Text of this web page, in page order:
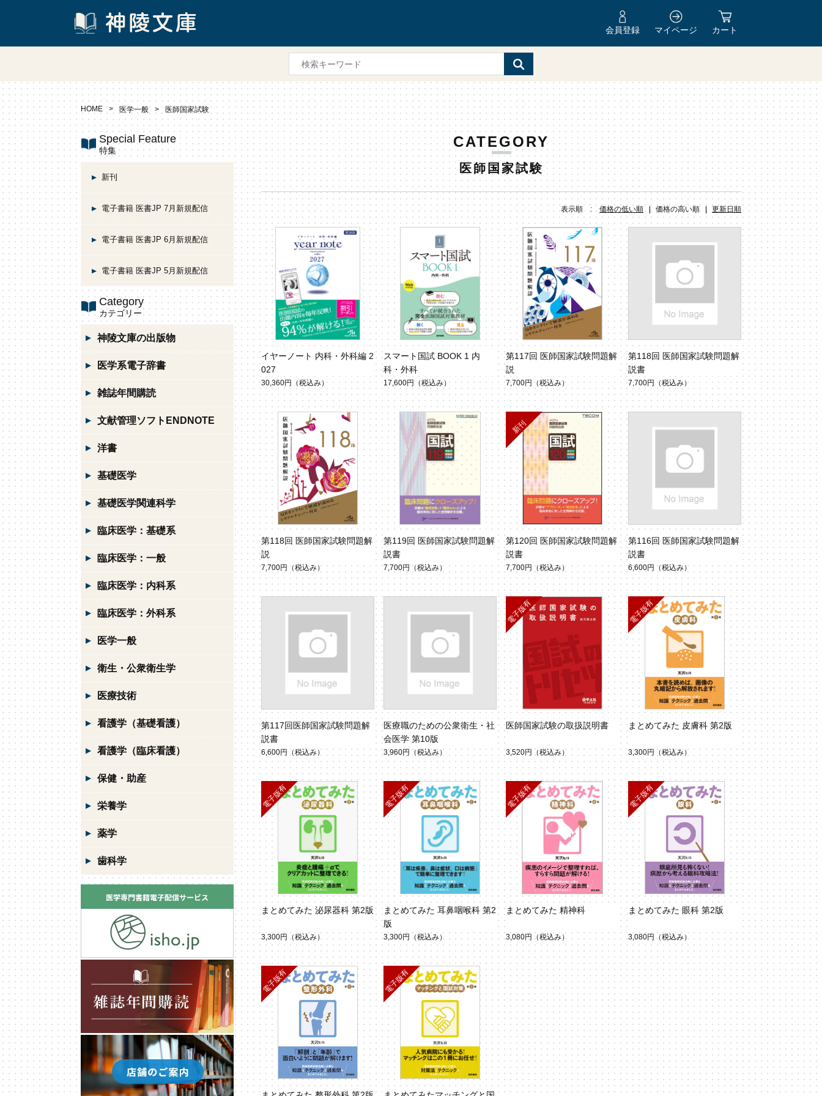
会員登録 マイページ カート
HOME 医学一般 医師国家試験
CATEGORY
医師国家試験
表示順 : 価格の低い順 価格の高い順 更新日順
イヤーノート 内科・外科編 2
027
30,360円 （税込み）
スマート国試 BOOK 1 内
科・外科
17,600円 （税込み）
第117回 医師国家試験問題解
説
7,700円 （税込み）
第118回 医師国家試験問題解
説書
7,700円 （税込み）
第118回 医師国家試験問題解
説
7,700円 （税込み）
第119回 医師国家試験問題解
説書
7,700円 （税込み）
第120回 医師国家試験問題解
説書
7,700円 （税込み）
第116回 医師国家試験問題解
説書
6,600円 （税込み）
第117回医師国家試験問題解
説書
6,600円 （税込み）
医療職のための公衆衛生・社
会医学 第10版
3,960円 （税込み）
医師国家試験の取扱説明書
3,520円 （税込み）
まとめてみた 皮膚科 第2版
3,300円 （税込み）
まとめてみた 泌尿器科 第2版
3,300円 （税込み）
まとめてみた 耳鼻咽喉科 第2
版
3,300円 （税込み）
まとめてみた 精神科
3,080円 （税込み）
まとめてみた 眼科 第2版
3,080円 （税込み）
Special Feature
特集
新刊
電子書籍 医書JP 7月新規配信
電子書籍 医書JP 6月新規配信
電子書籍 医書JP 5月新規配信
Category
カテゴリー
神陵文庫の出版物
医学系電子辞書
雑誌年間購読
文献管理ソフトENDNOTE
洋書
基礎医学
基礎医学関連科学
臨床医学：基礎系
臨床医学：一般
臨床医学：内科系
臨床医学：外科系
医学一般
衛生・公衆衛生学
医療技術
看護学（基礎看護）
看護学（臨床看護）
保健・助産
栄養学
薬学
歯科学